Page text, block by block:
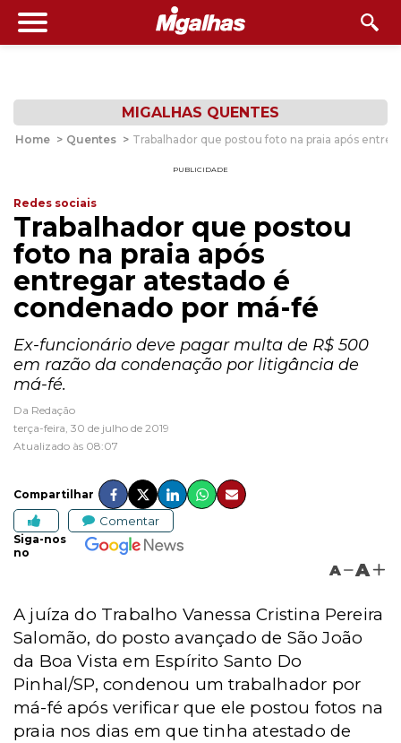
MIGALHAS QUENTES
Home > Quentes > Trabalhador que postou foto na praia após
PUBLICIDADE
Redes sociais
Trabalhador que postou
foto na praia após
entregar atestado é
condenado por má-fé
Ex-funcionário deve pagar multa de R$ 500
em razão da condenação por litigância de
má-fé.
Da Redação
terça-feira, 30 de julho de 2019
Atualizado às 08:07
Compartilhar
Comentar
Siga-nos
no
A A
A juíza do Trabalho Vanessa Cristina Pereira
Salomão, do posto avançado de São João
da Boa Vista em Espírito Santo Do
Pinhal/SP, condenou um trabalhador por
má-fé após verificar que ele postou fotos na
praia nos dias em que tinha atestado de